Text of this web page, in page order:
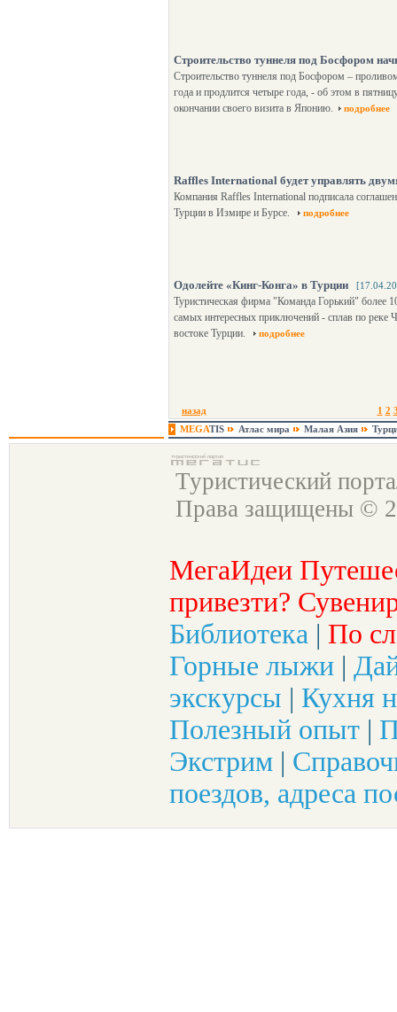
Строительство туннеля под Босфором
Строительство туннеля под Босфором –
года и продлится четыре года, - об этом в
окончании своего визита в Японию.
подробнее
Raffles International будет управлять
Компания Raffles International подписала
Турции в Измире и Бурсе.
подробнее
Одолейте «Кинг-Конга» в Турции
Туристическая фирма "Команда Горький" более
самых интересных приключений - сплав по реке
востоке Турции.
подробнее
назад 1 2
MEGATIS Атлас мира Малая Азия
Туристический
Права защищены ©
МегаИдеи
привезти?
Библиотека | По
Горные лыжи |
экскурсы | Кухня
Полезный опыт |
Экстрим |
поездов, адреса